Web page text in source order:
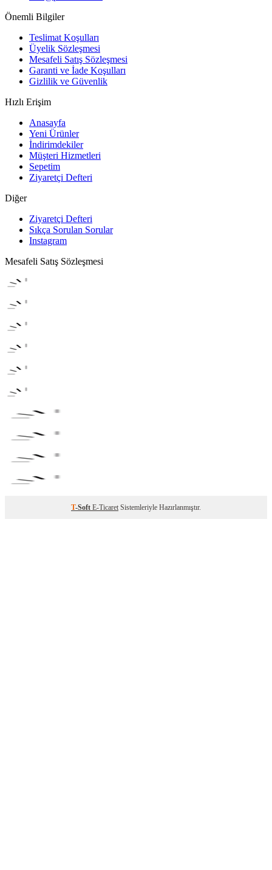
Önemli Bilgiler
Teslimat Koşulları
Üyelik Sözleşmesi
Mesafeli Satış Sözleşmesi
Garanti ve İade Koşulları
Gizlilik ve Güvenlik
Hızlı Erişim
Anasayfa
Yeni Ürünler
İndirimdekiler
Müşteri Hizmetleri
Sepetim
Ziyaretçi Defteri
Diğer
Ziyaretçi Defteri
Sıkça Sorulan Sorular
Instagram
Mesafeli Satış Sözleşmesi
T-Soft E-Ticaret Sistemleriyle Hazırlanmıştır.